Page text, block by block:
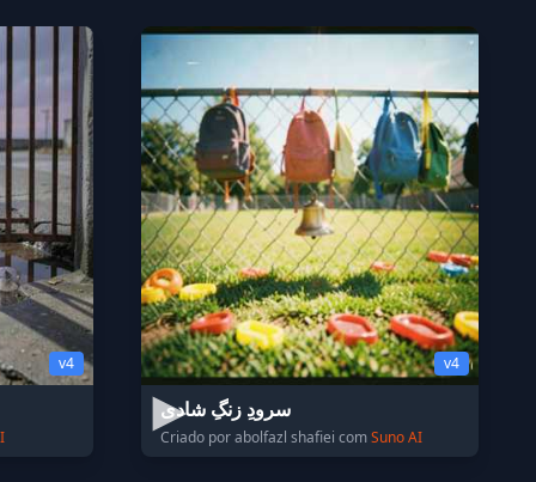
v4 v4
سرودِ زنگِ شادی
Criado por abolfazl shafiei comSuno AI